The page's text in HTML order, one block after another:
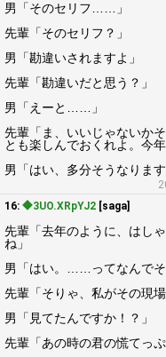
男「そのセリフ……」
先輩「そのセリフ？」
男「勘違いされますよ」
先輩「勘違いだと思う？」
男「えーと……」
先輩「ま、いいじゃないか
とも楽しんでおくれよ。今
男「はい、多分そうなります
16: ◆3UO.XRpYJ2 [saga]
先輩「去年のように、はし
ね」
男「はい。……ってなんでそ
先輩「そりゃ、私がその現
男「見てたんですか！？」
先輩「あの時の君の慌てっ